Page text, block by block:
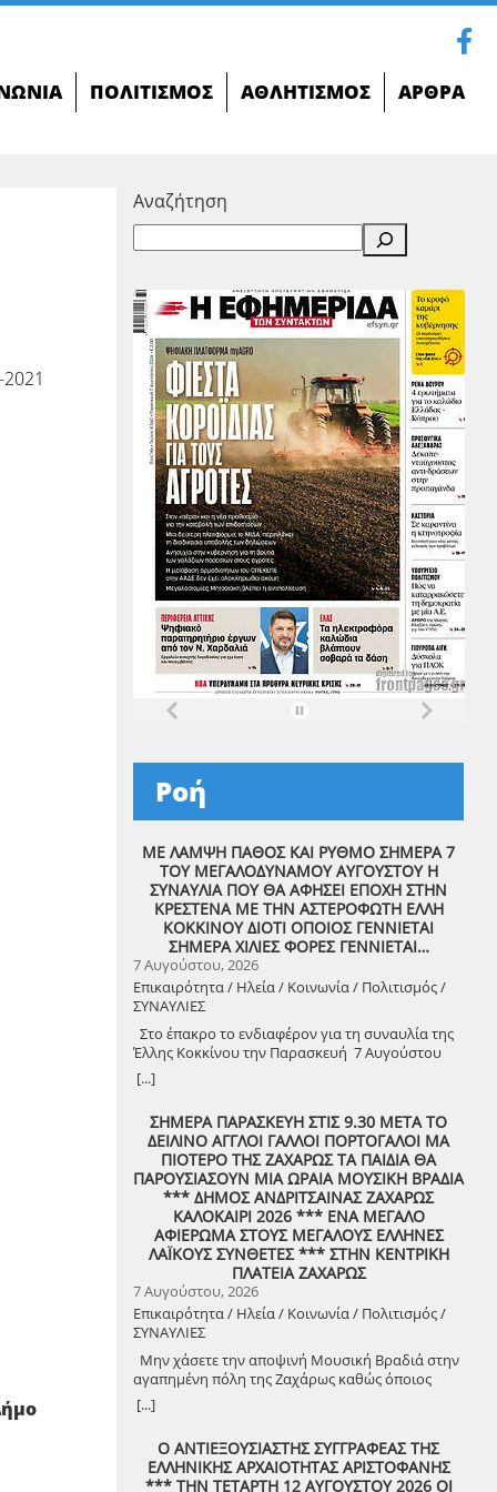
ΠΟΛΙΤΙΣΜΌΣ ΑΘΛΗΤΙΣΜΌΣ ΆΡΘΡΑ
Αναζήτηση
Ροή
ΜΕ ΛΑΜΨΗ ΠΑΘΟΣ ΚΑΙ ΡΥΘΜΟ ΣΗΜΕΡΑ 7
ΤΟΥ ΜΕΓΑΛΟΔΥΝΑΜΟΥ ΑΥΓΟΥΣΤΟΥ Η
ΣΥΝΑΥΛΙΑ ΠΟΥ ΘΑ ΑΦΗΣΕΙ ΕΠΟΧΗ ΣΤΗΝ
ΚΡΕΣΤΕΝΑ ΜΕ ΤΗΝ ΑΣΤΕΡΟΦΩΤΗ ΕΛΛΗ
ΚΟΚΚΙΝΟΥ ΔΙΟΤΙ ΟΠΟΙΟΣ ΓΕΝΝΙΕΤΑΙ
ΣΗΜΕΡΑ ΧΙΛΙΕΣ ΦΟΡΕΣ ΓΕΝΝΙΕΤΑΙ…
7 Αυγούστου, 2026
Επικαιρότητα / Ηλεία / Κοινωνία / Πολιτισμός /
ΣΥΝΑΥΛΙΕΣ
Στο έπακρο το ενδιαφέρον για τη συναυλία της
Έλλης Κοκκίνου την Παρασκευή 7 Αυγούστου
στις 21:30 μετά το δειλινό! Με λάμψη, πάθος και
ρυθμό! Στο χώρο Γιορτής Σταφίδας Κρεστένων με
Στο κατακόρυφο φτάνει το ενδιαφέρον του
κοινού στην Ηλεία, αλλά και γενικότερα, για τη
δωρεάν συναυλία της δημοφιλούς ερμηνεύτριας
Έλλης Κοκκίνου, την Παρασκευή 7 Αυγούστου
2026 και ώρα 21:30, στο χώρο της Γιορτής
Σταφίδας Κρεστένων. Πρόκειται για μια ακόμη
σημαντική εκδήλωση που προσφέρει στους
πολίτες ο Δήμος Ανδρίτσαινας-Κρεστένων, με
κορυφαία πρόσωπα της Ελληνικής μουσικής
σκηνής, με σκοπό την αυθεντική διασκέδαση σε
μια ιδιαίτερα δύσκολη περίοδο για την
οικονομία στη χώρα μας. Ήδη μεγάλος αριθμός
κατοίκων, ετεροδημοτών αλλά και επισκεπτών
έχουν εκδηλώσει έντονο ενδιαφέρον
προκειμένου να παρακολουθήσουν τη συναυλία
της Έλλης Κοκκίνου, η οποία και αυτό το
τη σταθερή σχέση αγάπης και επικοινωνίας με το
κοινό, που την ακολουθεί πιστά εδώ και χρόνια.
Η αγαπημένη καλλιτέχνης έχει τον δικό της
[...]
ΣΗΜΕΡΑ ΠΑΡΑΣΚΕΥΗ ΣΤΙΣ 9.30 ΜΕΤΑ ΤΟ
ΔΕΙΛΙΝΟ ΑΓΓΛΟΙ ΓΑΛΛΟΙ ΠΟΡΤΟΓΑΛΟΙ ΜΑ
ΠΙΟΤΕΡΟ ΤΗΣ ΖΑΧΑΡΩΣ ΤΑ ΠΑΙΔΙΑ ΘΑ
ΠΑΡΟΥΣΙΑΣΟΥΝ ΜΙΑ ΩΡΑΙΑ ΜΟΥΣΙΚΗ ΒΡΑΔΙΑ
*** ΔΗΜΟΣ ΑΝΔΡΙΤΣΑΙΝΑΣ ΖΑΧΑΡΩΣ
ΚΑΛΟΚΑΙΡΙ 2026 *** ΕΝΑ ΜΕΓΑΛΟ
ΑΦΙΕΡΩΜΑ ΣΤΟΥΣ ΜΕΓΑΛΟΥΣ ΕΛΛΗΝΕΣ
ΛΑΪΚΟΥΣ ΣΥΝΘΕΤΕΣ *** ΣΤΗΝ ΚΕΝΤΡΙΚΗ
ΠΛΑΤΕΙΑ ΖΑΧΑΡΩΣ
7 Αυγούστου, 2026
Επικαιρότητα / Ηλεία / Κοινωνία / Πολιτισμός /
ΣΥΝΑΥΛΙΕΣ
Μην χάσετε την αποψινή Μουσική Βραδιά στην
αγαπημένη πόλη της Ζαχάρως καθώς όποιος
γεννιέται σήμερα χίλιες φορές γεννιέται!
[...]
Ο ΑΝΤΙΕΞΟΥΣΙΑΣΤΗΣ ΣΥΓΓΡΑΦΕΑΣ ΤΗΣ
ΕΛΛΗΝΙΚΗΣ ΑΡΧΑΙΟΤΗΤΑΣ ΑΡΙΣΤΟΦΑΝΗΣ
*** ΤΗΝ ΤΕΤΑΡΤΗ 12 ΑΥΓΟΥΣΤΟΥ 2026 ΟΙ